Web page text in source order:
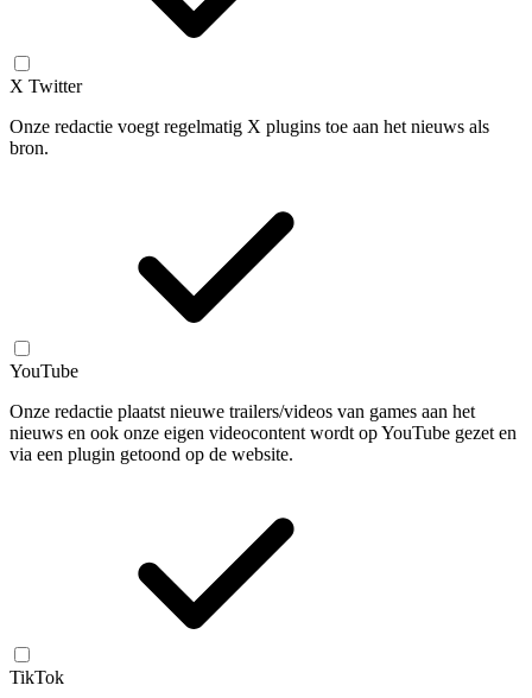
X Twitter
Onze redactie voegt regelmatig X plugins toe aan het nieuws als
bron.
YouTube
Onze redactie plaatst nieuwe trailers/videos van games aan het
nieuws en ook onze eigen videocontent wordt op YouTube gezet en
via een plugin getoond op de website.
TikTok